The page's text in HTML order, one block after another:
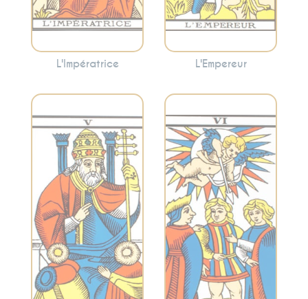
L'Impératrice
objectifs.
L'Empereur
Incarne la
tradition, la
spiritualité et
l’enseignement.
Cette carte peut
signaler la
recherche de
conseils spirituels
ou la nécessité de
suivre des normes
établies.
Symbolise les
choix, les relations
et les dilemmes.
Cette carte peut
refléter une
décision
importante à
prendre ou
l’harmonie et la
synergie dans les
relations.